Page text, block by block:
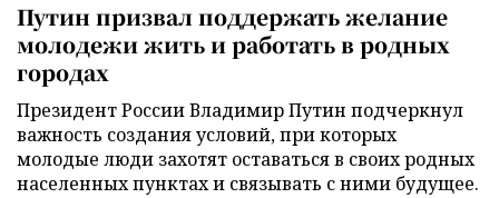
Путин призвал поддержать желание
молодежи жить и работать в родных
городах
Президент России Владимир Путин подчеркнул
важность создания условий, при которых
молодые люди захотят оставаться в своих родных
населенных пунктах и связывать с ними будущее.